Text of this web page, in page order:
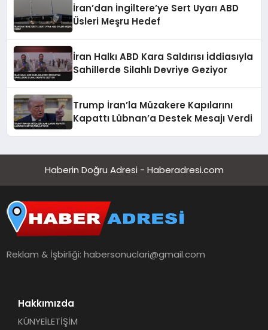
İran’dan İngiltere’ye Sert Uyarı ABD
Üsleri Meşru Hedef
İran Halkı ABD Kara Saldırısı İddiasıyla
Sahillerde Silahlı Devriye Geziyor
Trump İran’la Müzakere Kapılarını
Kapattı Lübnan’a Destek Mesajı Verdi
Haberin Doğru Adresi - Haberadresi.com
Reklam & İşbirliği:habersonuclari@gmail.com
Hakkımızda
KÜNYEİLETİŞİM